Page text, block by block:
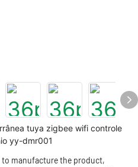
tuya zigbee wifi controle
yy-dmr001
to manufacture the product,